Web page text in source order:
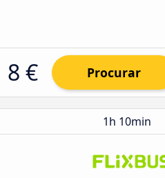
8 € Procurar
1h 10min